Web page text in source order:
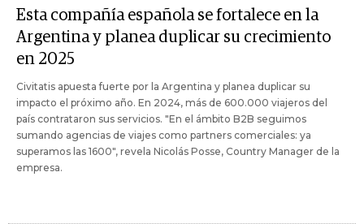
Esta compañía española se fortalece en la
Argentina y planea duplicar su crecimiento
en 2025
Civitatis apuesta fuerte por la Argentina y planea duplicar su
impacto el próximo año. En 2024, más de 600.000 viajeros del
país contrataron sus servicios. "En el ámbito B2B seguimos
sumando agencias de viajes como partners comerciales: ya
superamos las 1600", revela Nicolás Posse, Country Manager de la
empresa.